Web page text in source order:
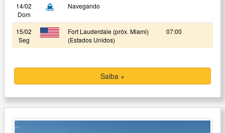
14/02
Dom
Navegando
15/02
Seg
Fort Lauderdale (próx. Miami)
(Estados Unidos)
07:00
Saiba +